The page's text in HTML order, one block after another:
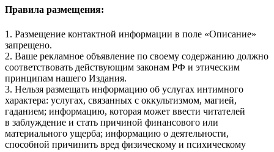
Правила размещения:
1. Размещение контактной информации в поле «Описание»
запрещено.
2. Ваше рекламное объявление по своему содержанию должно
соответствовать действующим законам РФ и этическим
принципам нашего Издания.
3. Нельзя размещать информацию об услугах интимного
характера: услугах, связанных с оккультизмом, магией,
гаданием; информацию, которая может ввести читателей
в заблуждение и стать причиной финансового или
материального ущерба; информацию о деятельности,
способной причинить вред физическому и психическому